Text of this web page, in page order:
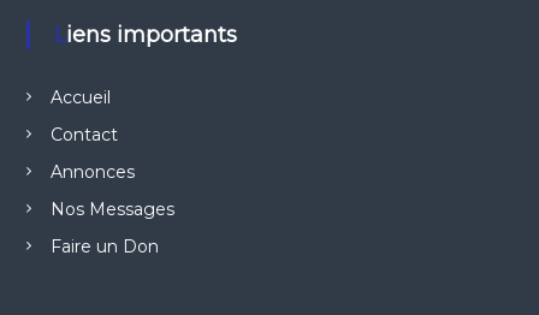
Liens importants
Accueil
Contact
Annonces
Nos Messages
Faire un Don